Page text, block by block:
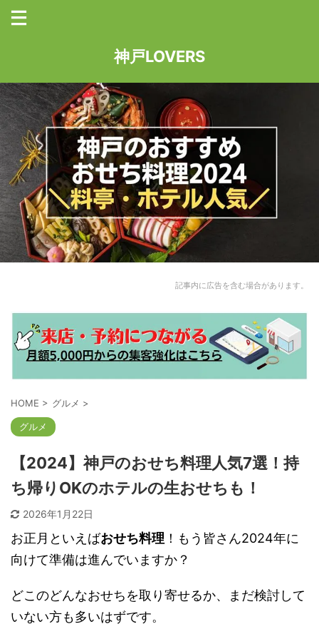
神戸LOVERS
記事内に広告を含む場合があります。
HOME > グルメ >
グルメ
【2024】神戸のおせち料理人気7選！持
ち帰りOKのホテルの生おせちも！
2026年1月22日
お正月といえばおせち料理 ！もう皆さん2024年に
向けて準備は進んでいますか？
どこのどんなおせちを取り寄せるか、まだ検討して
いない方も多いはずです。